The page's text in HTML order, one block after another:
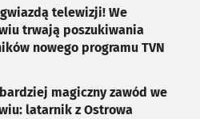
telewizji! We
trwają poszukiwania
nowego programu TVN
magiczny zawód we
latarnik z Ostrowa